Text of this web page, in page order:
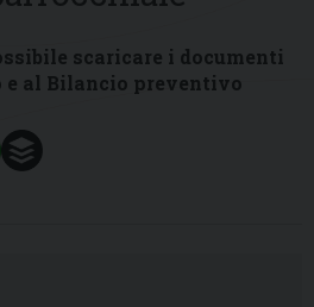
scaricare i documenti
al Bilancio preventivo